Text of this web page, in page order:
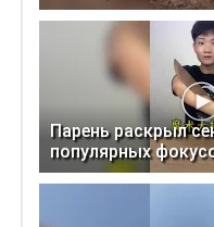
Парень раскрыл
популярных